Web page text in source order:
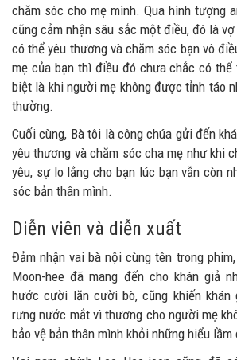
chăm sóc cho mẹ mình. Qua hình tượng
cũng cảm nhận sâu sắc một điều, đó là
có thể yêu thương và chăm sóc bạn vô
mẹ của bạn thì điều đó chưa chắc có
biệt là khi người mẹ không được tỉnh táo
thường.
Cuối cùng, Bà tôi là công chúa gửi đến
yêu thương và chăm sóc cha mẹ như khi
yêu, sự lo lắng cho bạn lúc bạn vẫn còn
sóc bản thân mình.
Diễn viên và diễn xuất
Đảm nhận vai bà nội cùng tên trong
Moon-hee đã mang đến cho khán giả
hước cười lăn cười bò, cũng khiến khán
rưng nước mắt vì thương cho người mẹ
bảo vệ bản thân mình khỏi những hiểu lầm